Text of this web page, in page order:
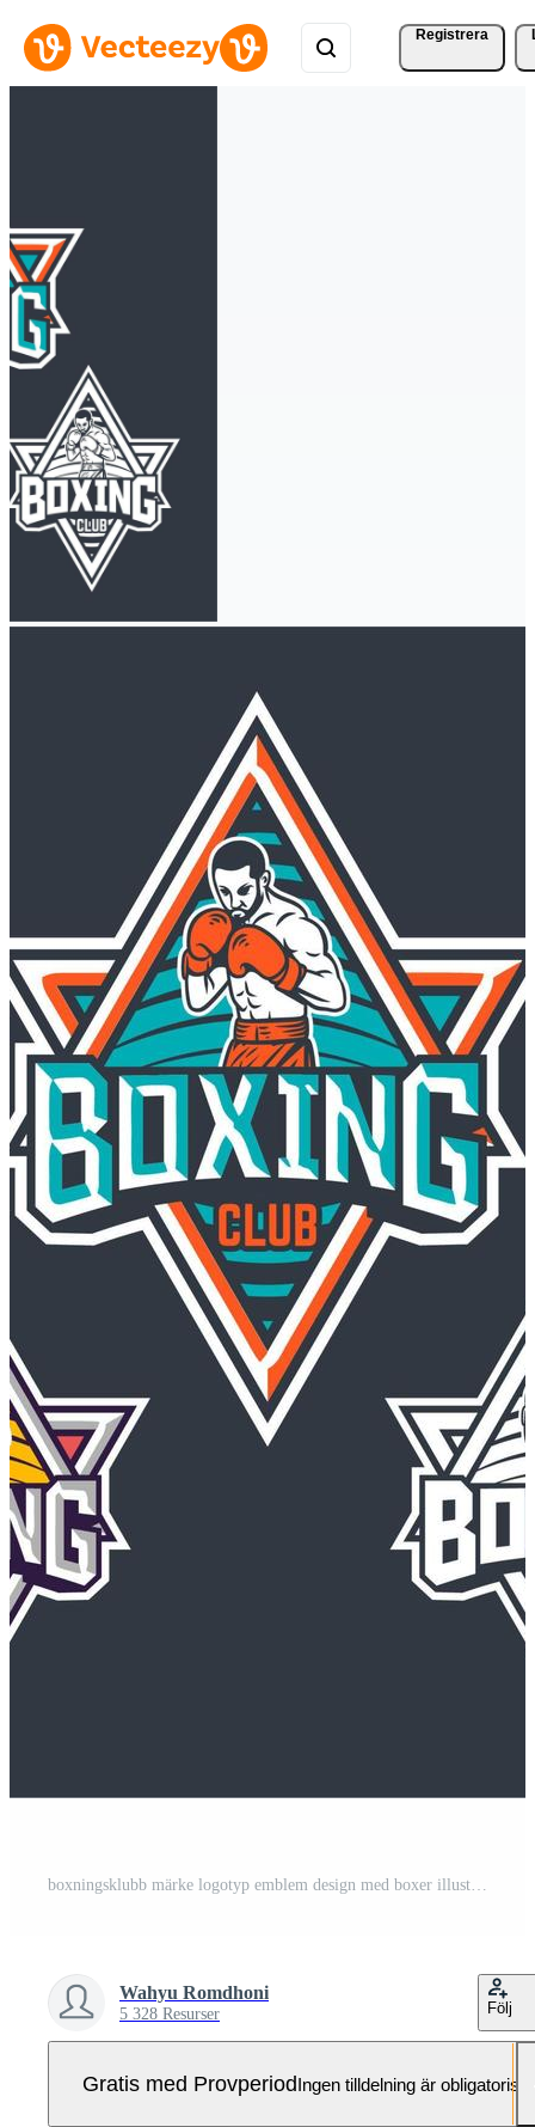
Registrera
boxningsklubb märke logotyp emblem design med boxer illustration pack Pro Vektor och Pro SVG
Wahyu Romdhoni
5 328 Resurser Följ
Gratis med ProvperiodIngen tilldelning är obligatorisk